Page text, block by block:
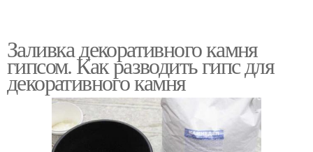
Заливка декоративного камня
гипсом. Как разводить гипс для
декоративного камня